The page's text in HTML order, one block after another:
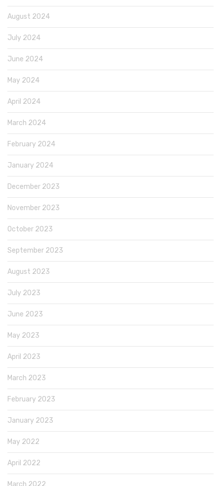
August 2024
July 2024
June 2024
May 2024
April 2024
March 2024
February 2024
January 2024
December 2023
November 2023
October 2023
September 2023
August 2023
July 2023
June 2023
May 2023
April 2023
March 2023
February 2023
January 2023
May 2022
April 2022
March 2022